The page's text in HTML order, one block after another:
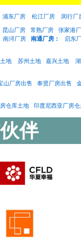
浦东厂房 松江厂房
闵行厂
昆山厂房 常熟厂房
张家港
南浔厂房 南通厂房：
启东
地 苏州土地 嘉兴土地
山厂房出售 奉贤厂房出售
仓库土地 印度尼西亚厂房
伴